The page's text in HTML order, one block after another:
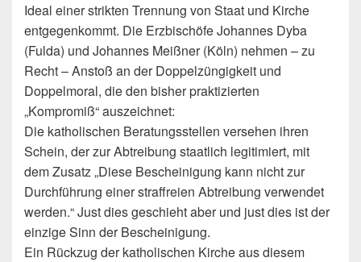
Ideal einer strikten Trennung von Staat und Kirche
entgegenkommt. Die Erzbischöfe Johannes Dyba
(Fulda) und Johannes Meißner (Köln) nehmen – zu
Recht – Anstoß an der Doppelzüngigkeit und
Doppelmoral, die den bisher praktizierten
„Kompromiß“ auszeichnet:
Die katholischen Beratungsstellen versehen ihren
Schein, der zur Abtreibung staatlich legitimiert, mit
dem Zusatz „Diese Bescheinigung kann nicht zur
Durchführung einer straffreien Abtreibung verwendet
werden.“ Just dies geschieht aber und just dies ist der
einzige Sinn der Bescheinigung.
Ein Rückzug der katholischen Kirche aus diesem